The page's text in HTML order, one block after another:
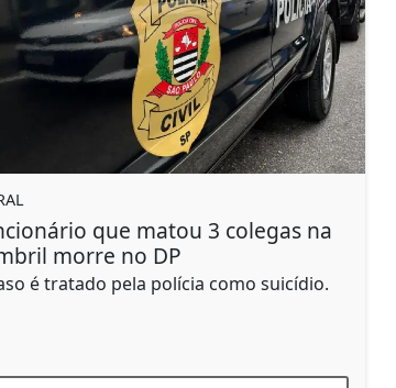
GERAL
Idoso leva canivetada ao pedir para
motorista reduzir velocidade
Um dos ocupantes desceu do veículo, iniciou